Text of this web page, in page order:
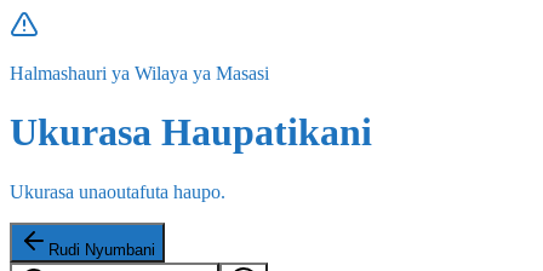
Halmashauri ya Wilaya ya Masasi
Ukurasa Haupatikani
Ukurasa unaoutafuta haupo.
Rudi Nyumbani